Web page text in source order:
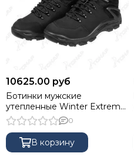
10625.00 руб
Ботинки мужские
утепленные Winter Extreme,
мембрана Kingtex, insulation
400г, цвет Black, 46 NISUS
0
В корзину